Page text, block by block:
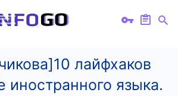
лайфхаков
иностранного языка.